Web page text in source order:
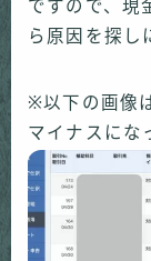
ですので、現
ら原因を探し
※以下の画像
マイナスにな